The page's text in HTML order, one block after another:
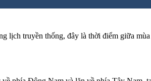
lịch truyền thống, đây là thời điểm giữa